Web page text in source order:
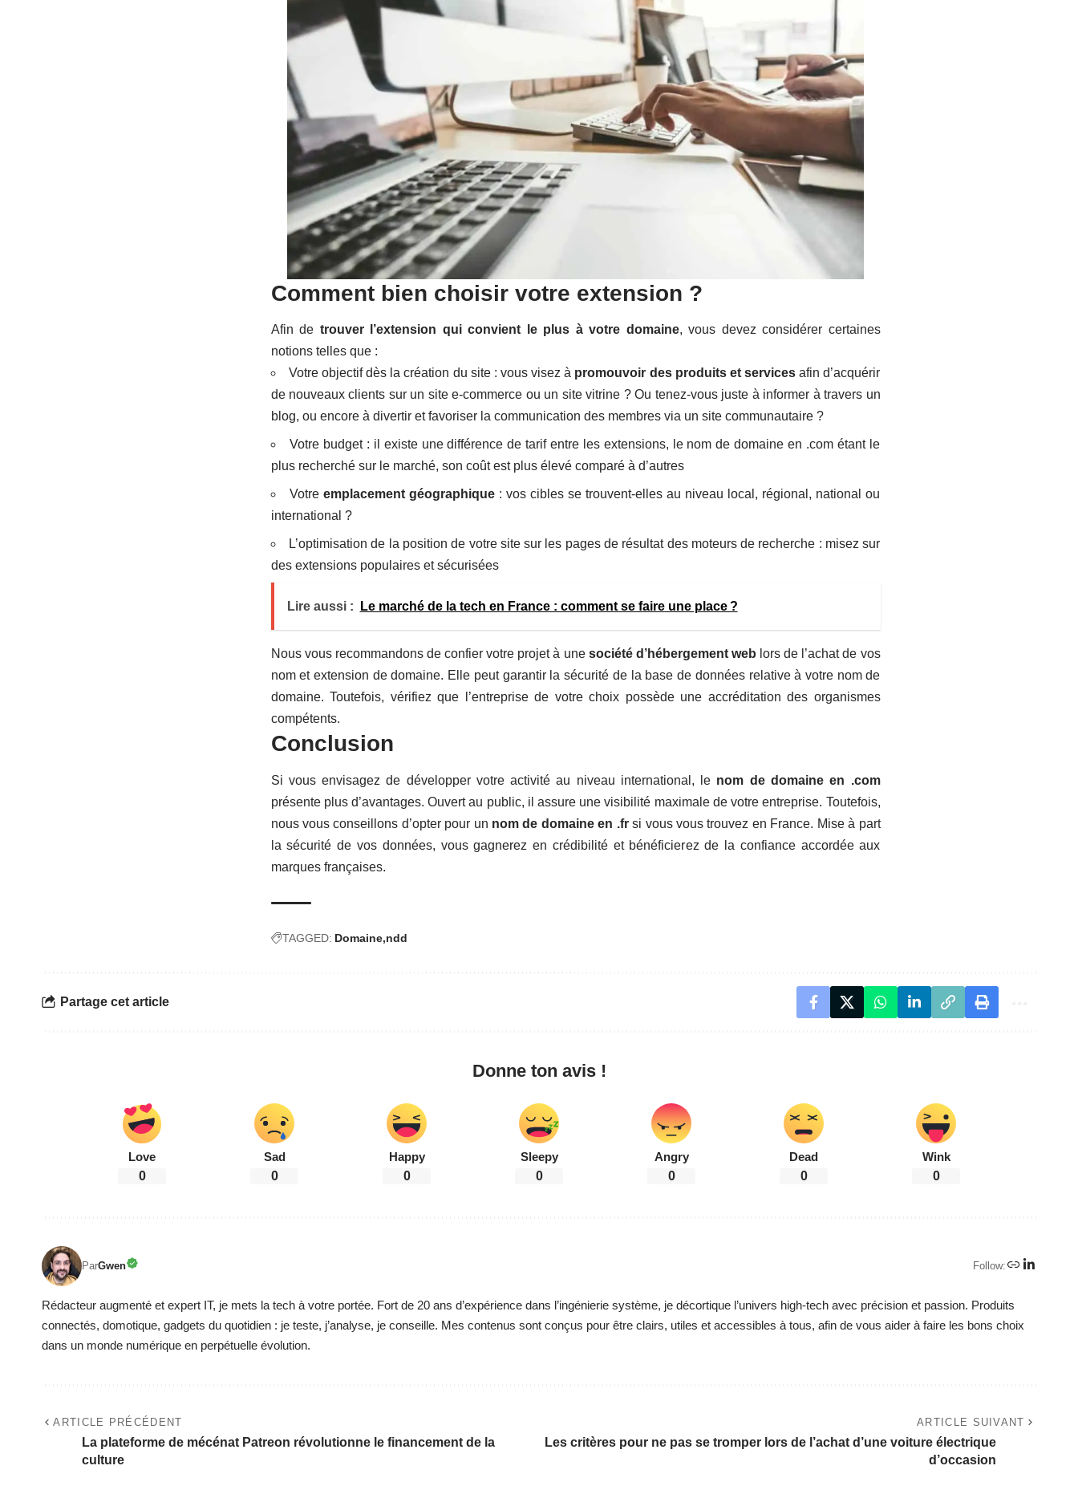
Comment bien choisir votre extension ?
Afin de trouver l’extension qui convient le plus à votre domaine, vous devez considérer certaines
notions telles que :
Votre objectif dès la création du site : vous visez à promouvoir des produits et services afin d’acquérir
de nouveaux clients sur un site e-commerce ou un site vitrine ? Ou tenez-vous juste à informer à travers un
blog, ou encore à divertir et favoriser la communication des membres via un site communautaire ?
Votre budget : il existe une différence de tarif entre les extensions, le nom de domaine en .com étant le
plus recherché sur le marché, son coût est plus élevé comparé à d’autres
Votreemplacement géographique : vos cibles se trouvent-elles au niveau local, régional, national ou
international ?
L’optimisation de la position de votre site sur les pages de résultat des moteurs de recherche : misez sur
des extensions populaires et sécurisées
Lire aussi : Le marché de la tech en France : comment se faire une place ?
Nous vous recommandons de confier votre projet à une société d’hébergement web lors de l’achat de vos
nom et extension de domaine. Elle peut garantir la sécurité de la base de données relative à votre nom de
domaine. Toutefois, vérifiez que l’entreprise de votre choix possède une accréditation des organismes
compétents.
Conclusion
Si vous envisagez de développer votre activité au niveau international, le nom de domaine en .com
présente plus d’avantages. Ouvert au public, il assure une visibilité maximale de votre entreprise. Toutefois,
nous vous conseillons d’opter pour un nom de domaine en .frsi vous vous trouvez en France. Mise à part
la sécurité de vos données, vous gagnerez en crédibilité et bénéficierez de la confiance accordée aux
marques françaises.
TAGGED: Domaine ndd
Partage cet article
Donne ton avis !
Love
0
Sad
0
Happy
0
Sleepy
0
Angry
0
Dead
0
Wink
0
ParGwen Follow:
Rédacteur augmenté et expert IT, je mets la tech à votre portée. Fort de 20 ans d’expérience dans l’ingénierie système, je décortique l’univers high-tech avec précision et passion. Produits
connectés, domotique, gadgets du quotidien : je teste, j’analyse, je conseille. Mes contenus sont conçus pour être clairs, utiles et accessibles à tous, afin de vous aider à faire les bons choix
dans un monde numérique en perpétuelle évolution.
ARTICLE PRÉCÉDENT
La plateforme de mécénat Patreon révolutionne le financement de la
culture
ARTICLE SUIVANT
Les critères pour ne pas se tromper lors de l’achat d’une voiture électrique
d’occasion